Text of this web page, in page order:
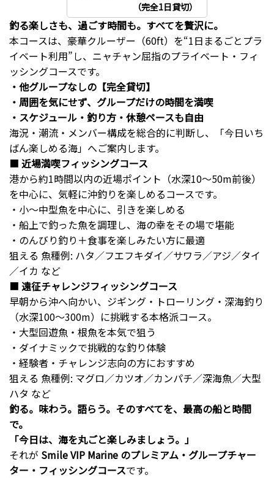
（完全1日貸切）
釣る楽しさも、過ごす時間も。すべてを贅沢に。
本コースは、豪華クルーザー（60ft）を“1日まるごとプラ
イベート利用”し、ニャチャン屈指のプライベート・フィ
ッシングコースです。
・他グループなしの【完全貸切】
・周囲を気にせず、グループだけの時間を満喫
・スケジュール・釣り方・休憩ペースも自由
海況・潮流・メンバー構成を総合的に判断し、「今日いち
ばん楽しめる海」へご案内します。
■ 近場満喫フィッシングコース
港から約1時間以内の近場ポイント（水深10〜50m前後）
を中心に、気軽に沖釣りを楽しめるコースです。
・小〜中型魚を中心に、引きを楽しめる
・船上で釣った魚を調理し、海の幸をその場で堪能
・のんびり釣り＋食事を楽しみたい方に最適
狙える 魚種例: ハタ／フエフキダイ／サワラ／アジ／タイ
／イカ など
■ 遠征チャレンジフィッシングコース
早朝から沖へ向かい、ジギング・トローリング・深海釣り
（水深100〜300m）に挑戦する本格派コース。
・大型回遊魚・根魚を本気で狙う
・ダイナミックで挑戦的な釣り体験
・経験者・チャレンジ志向の方におすすめ
狙える 魚種例: マグロ／カツオ／カンパチ／深海魚／大型
ハタ など
釣る。味わう。語らう。そのすべてを、最高の船と時間
で。
「今日は、海を丸ごと楽しみましょう。」
それが Smile VIP Marine のプレミアム・グループチャー
ター・フィッシングコースです。